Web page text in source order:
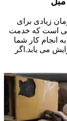
زیادی برای
است که خدمت
انجام کار شما
می یابد.اگر